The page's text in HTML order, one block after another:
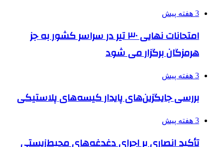
3 هفته پیش
امتحانات نهایی ۳۰ تیر در سراسر کشور به جز
هرمزگان برگزار می شود
3 هفته پیش
بررسی جایگزین‌های پایدار کیسه‌های پلاستیکی
3 هفته پیش
تأکید انصاری بر اجرای دغدغه‌های محیط‌زیستی